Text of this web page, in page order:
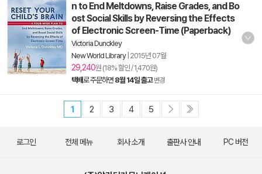
n to End Meltdowns, Raise Grades, and Bo
ost Social Skills by Reversing the Effects
of Electronic Screen-Time (Paperback)
Victoria Dunckley
New World Library| 2015년 07월
29,240원 (18% 할인 / 1,470원)
택배로 주문하면 8월 14일 출고 변경
1 2 3 4 5
로그인 전체 메뉴 회사 소개 출판사 안내 PC 버전